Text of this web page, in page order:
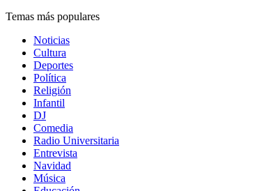
Temas más populares
Noticias
Cultura
Deportes
Política
Religión
Infantil
DJ
Comedia
Radio Universitaria
Entrevista
Navidad
Música